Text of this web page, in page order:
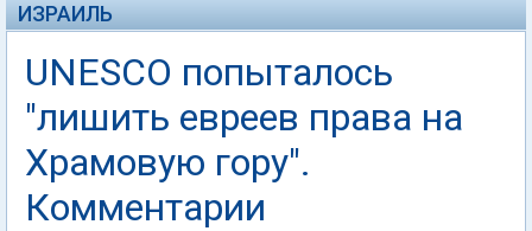
ИЗРАИЛЬ
UNESCO попыталось
"лишить евреев права на
Храмовую гору".
Комментарии